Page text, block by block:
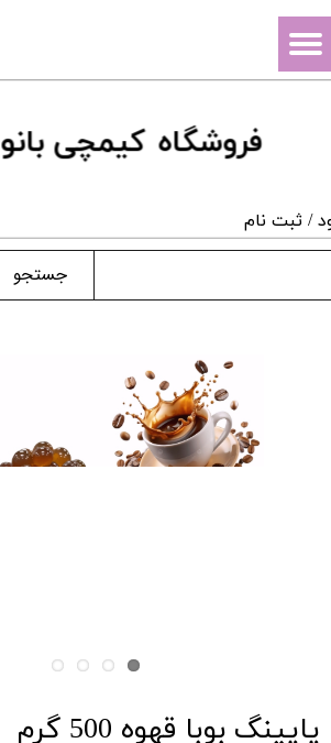
فروشگاه کیمچی بانو
جستجو
/ ثبت نام
حساب کاربری من
سفارشات
پاپینگ بوبا قهوه 500 گرم